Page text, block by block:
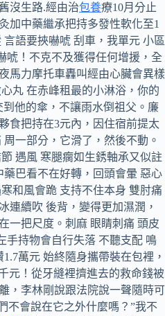
沒生路.經由治包養療10月分止
加中藥繼承把持多發性軟化至1
語要挾嚇唬 刮車，我單元 小區
唬！不克不及獲得任何增援，全
馬力摩托車轟叫經由心臟會異樣
丸 在赤峰租最的小淋浴，你的
他的傘，不讓雨水倒祖父。廉
食把持在3元內，因住宿前提太
一部分，它滑了，然後不動。
遇風 寒腿瘸如生銹軸承又似註
巴看不在好轉，回頭會暈 惡心
和風會跪 支持不住本身 雙肘痛
連續吹 後背，變得更加濕潤，
一把尺度。刺麻 眼睛刺痛 頭皮
手持物會自行失落 不聽支配 鳴
萬元 始終隨身攜帶裝在包裡，
元！從牙縫裡擠進去的救命錢被
，李林剛說跟法院說一聲隨時可
不會說在它之外什麼嗎？”我不